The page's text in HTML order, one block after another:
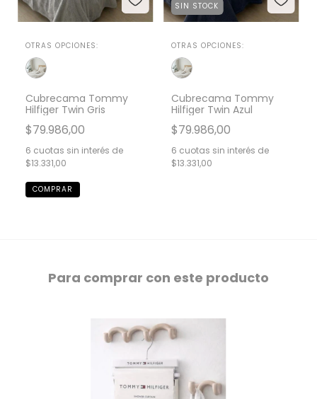
OTRAS OPCIONES:
Cubrecama Tommy
Hilfiger Twin Gris
$79.986,00
6 cuotas sin interés de
$13.331,00
SIN STOCK
OTRAS OPCIONES:
Cubrecama Tommy
Hilfiger Twin Azul
$79.986,00
6 cuotas sin interés de
$13.331,00
Para comprar con este producto